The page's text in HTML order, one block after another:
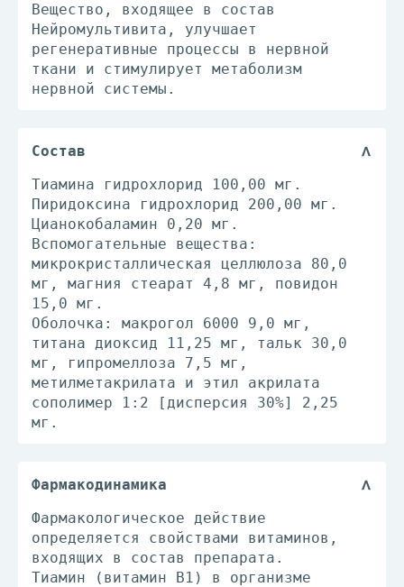
Вещество, входящее в состав
Нейромультивита, улучшает
регенеративные процессы в нервной
ткани и стимулирует метаболизм
нервной системы.
Состав
Тиамина гидрохлорид 100,00 мг.
Пиридоксина гидрохлорид 200,00 мг.
Цианокобаламин 0,20 мг.
Вспомогательные вещества:
микрокристаллическая целлюлоза 80,0
мг, магния стеарат 4,8 мг, повидон
15,0 мг.
Оболочка: макрогол 6000 9,0 мг,
титана диоксид 11,25 мг, тальк 30,0
мг, гипромеллоза 7,5 мг,
метилметакрилата и этил акрилата
сополимер 1:2 [дисперсия 30%] 2,25
мг.
Фармакодинамика
Фармакологическое действие
определяется свойствами витаминов,
входящих в состав препарата.
Тиамин (витамин В1) в организме